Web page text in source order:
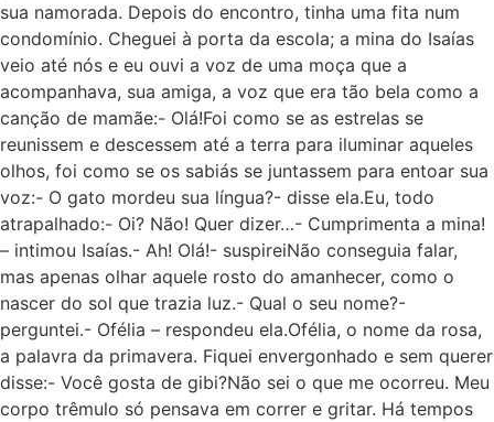
sua namorada. Depois do encontro, tinha uma fita num
condomínio. Cheguei à porta da escola; a mina do Isaías
veio até nós e eu ouvi a voz de uma moça que a
acompanhava, sua amiga, a voz que era tão bela como a
canção de mamãe:- Olá!Foi como se as estrelas se
reunissem e descessem até a terra para iluminar aqueles
olhos, foi como se os sabiás se juntassem para entoar sua
voz:- O gato mordeu sua língua?- disse ela.Eu, todo
atrapalhado:- Oi? Não! Quer dizer…- Cumprimenta a mina!
– intimou Isaías.- Ah! Olá!- suspireiNão conseguia falar,
mas apenas olhar aquele rosto do amanhecer, como o
nascer do sol que trazia luz.- Qual o seu nome?-
perguntei.- Ofélia – respondeu ela.Ofélia, o nome da rosa,
a palavra da primavera. Fiquei envergonhado e sem querer
disse:- Você gosta de gibi?Não sei o que me ocorreu. Meu
corpo trêmulo só pensava em correr e gritar. Há tempos